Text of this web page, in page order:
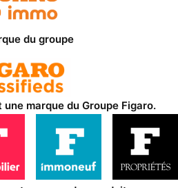
du groupe
une marque du Groupe Figaro.